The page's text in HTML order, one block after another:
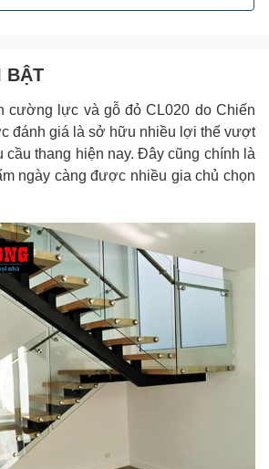
BẬT
cường lực và gỗ đỏ CL020 do Chiến
đánh giá là sở hữu nhiều lợi thế vượt
cầu thang hiện nay. Đây cũng chính là
ngày càng được nhiều gia chủ chọn